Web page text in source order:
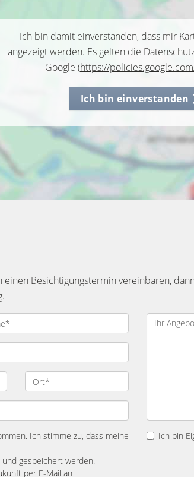
Ich bin damit einverstanden, dass mir
angezeigt werden. Es gelten die
Google (https://
Ich bin einverstanden
Besichtigungstermin vereinbaren,
Ich stimme zu, dass meine
gespeichert werden.
per E-Mail an
Ich bin